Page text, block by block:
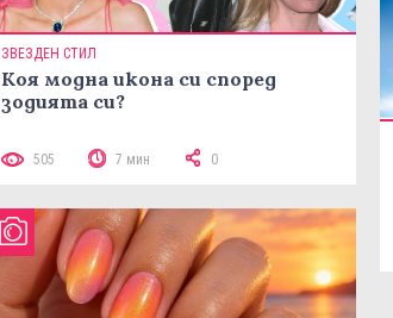
ЗВЕЗДЕН СТИЛ
Коя модна икона си според
зодията си?
505 7 мин 0